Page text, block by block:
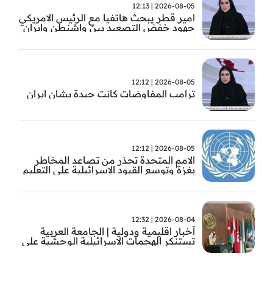
2026-08-05 | 12:13
امير قطر يبحث هاتفيا مع الرئيس الامريكي
جهود خفض التصعيد بين واشنطن وايران
2026-08-05 | 12:12
ترامب المفاوضات كانت جيدة بشان ايران
2026-08-05 | 12:12
الامم المتحدة تحذر من تصاعد المخاطر
بغزة وتوسع القيود الاسرائيلية على التعليم
2026-08-04 | 12:32
أخبار اقليمية ودولية | الجامعة العربية
تستنكر الهجمات الاسرائيلية الوحشية على